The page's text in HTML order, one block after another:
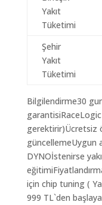
Yakıt
Tüketimi
Şehir
Yakıt
Tüketimi
Bilgilendirme30
gerektirir)Ücretsiz
güncellemeUygun
DYNOİstenirse
için chip tuning (
999 TL`den